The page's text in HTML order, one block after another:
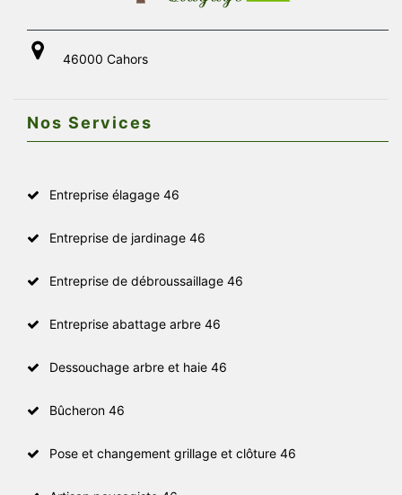
46000 Cahors
Nos Services
Entreprise élagage 46
Entreprise de jardinage 46
Entreprise de débroussaillage 46
Entreprise abattage arbre 46
Dessouchage arbre et haie 46
Bûcheron 46
Pose et changement grillage et clôture 46